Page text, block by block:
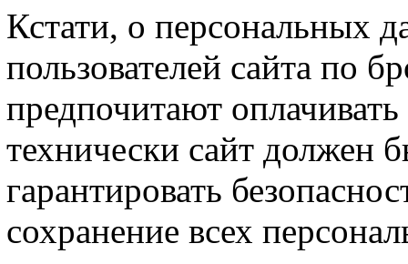
Кстати, о персональных
пользователей сайта по
предпочитают
технически сайт должен
гарантировать
сохранение всех